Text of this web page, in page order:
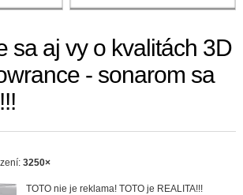
sa aj vy o kvalitách 3D
- sonarom sa
3250×
TOTO nie je reklama! TOTO je REALITA!!!